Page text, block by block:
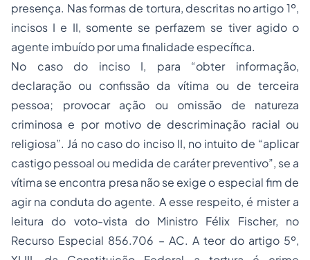
presença. Nas formas de tortura, descritas no artigo 1º,
incisos I e II, somente se perfazem se tiver agido o
agente imbuído por uma finalidade específica.
No caso do inciso I, para “obter informação,
declaração ou confissão da vítima ou de terceira
pessoa; provocar ação ou omissão de natureza
criminosa e por motivo de descriminação racial ou
religiosa”. Já no caso do inciso II, no intuito de “aplicar
castigo pessoal ou medida de caráter preventivo”, se a
vítima se encontra presa não se exige o especial fim de
agir na conduta do agente. A esse respeito, é mister a
leitura do voto-vista do Ministro Félix Fischer, no
Recurso Especial 856.706 – AC. A teor do artigo 5º,